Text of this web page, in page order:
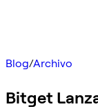
Blog/Archivo
Bitget